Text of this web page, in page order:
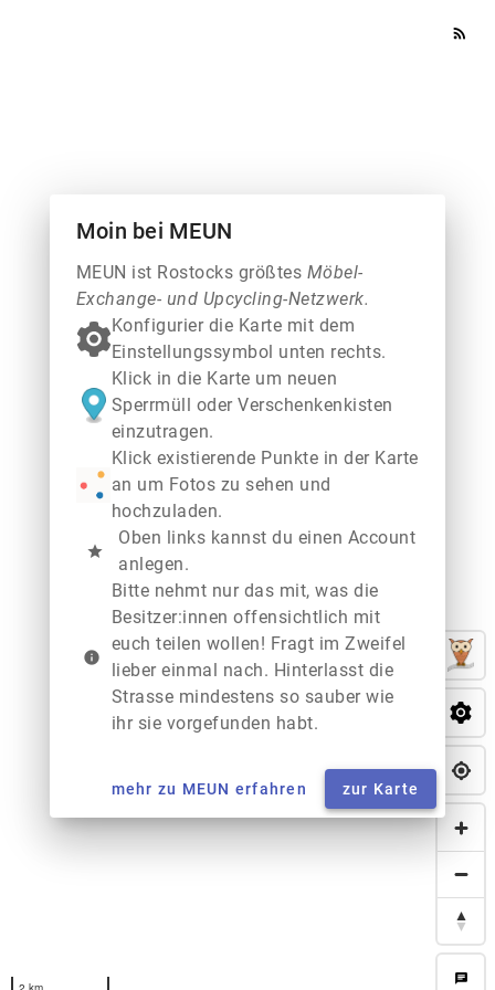
rss_feed
chat
Moin bei MEUN
MEUN ist Rostocks größtes Möbel-
Exchange- und Upcycling-Netzwerk.
Konfigurier die Karte mit dem
Einstellungssymbol unten rechts.
Klick in die Karte um neuen
Sperrmüll oder Verschenkenkisten
einzutragen.
Klick existierende Punkte in der Karte
an um Fotos zu sehen und
hochzuladen.
star
Oben links kannst du einen Account
anlegen.
info
Bitte nehmt nur das mit, was die
Besitzer:innen offensichtlich mit
euch teilen wollen! Fragt im Zweifel
lieber einmal nach. Hinterlasst die
Strasse mindestens so sauber wie
ihr sie vorgefunden habt.
mehr zu MEUN erfahren zur Karte